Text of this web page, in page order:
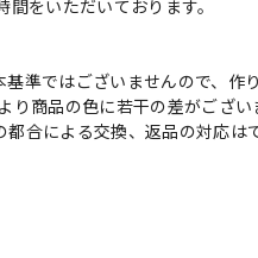
をいただいております。
準ではございませんので、作
り商品の色に若干の差がござい
合による交換、返品の対応は